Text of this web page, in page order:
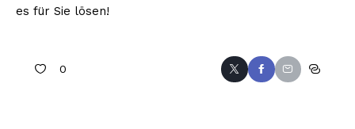
es für Sie lösen!
0